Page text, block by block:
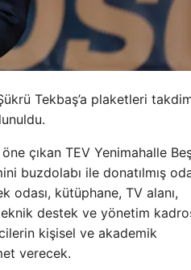
Tekbaş’a plaketleri
çıkan TEV Yenimahalle
buzdolabı ile donatılmış
odası, kütüphane, TV alanı,
destek ve yönetim
kişisel ve akademik
verecek.